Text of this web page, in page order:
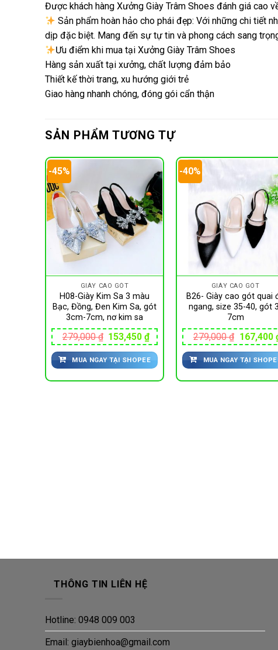
Được khách hàng Xưởng Giày Trâm Shoes đánh giá cao
Sản phẩm hoàn hảo cho phái đẹp: Với những chi tiết
dịp đặc biệt. Mang đến sự tự tin và phong cách sang
Ưu điểm khi mua tại Xưởng Giày Trâm Shoes
Hàng sản xuất tại xưởng, chất lượng đảm bảo
Thiết kế thời trang, xu hướng giới trẻ
Giao hàng nhanh chóng, đóng gói cẩn thận
SẢN PHẨM TƯƠNG TỰ
-45%
GIÀY CAO GÓT
H08-Giày Kim Sa 3 màu
Bạc, Đồng, Đen Kim Sa, gót
3cm-7cm, nơ kim sa
279,000₫ Giá
gốc
là:
279,000 ₫.
153,450₫Giá
hiện
tại
là:
153,450 ₫.
MUA NGAY TẠI SHOPEE
-40%
GIÀY CAO GÓT
B26- Giày cao gót quai
ngang, size 35-40, gót
7cm
279,000₫ Giá
gốc
là:
279,000
167,400
MUA NGAY TẠI
175,770 ₫.
THÔNG TIN LIÊN HỆ
Hotline: 0948 009 003
Email: giaybienhoa@gmail.com